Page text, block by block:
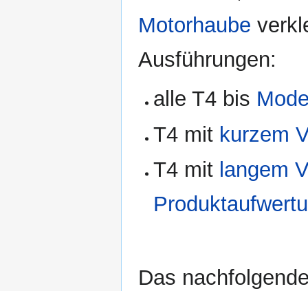
Motorhaube
Ausführungen:
alle T4 bis
T4 mit kurzem
T4 mit langem
Das